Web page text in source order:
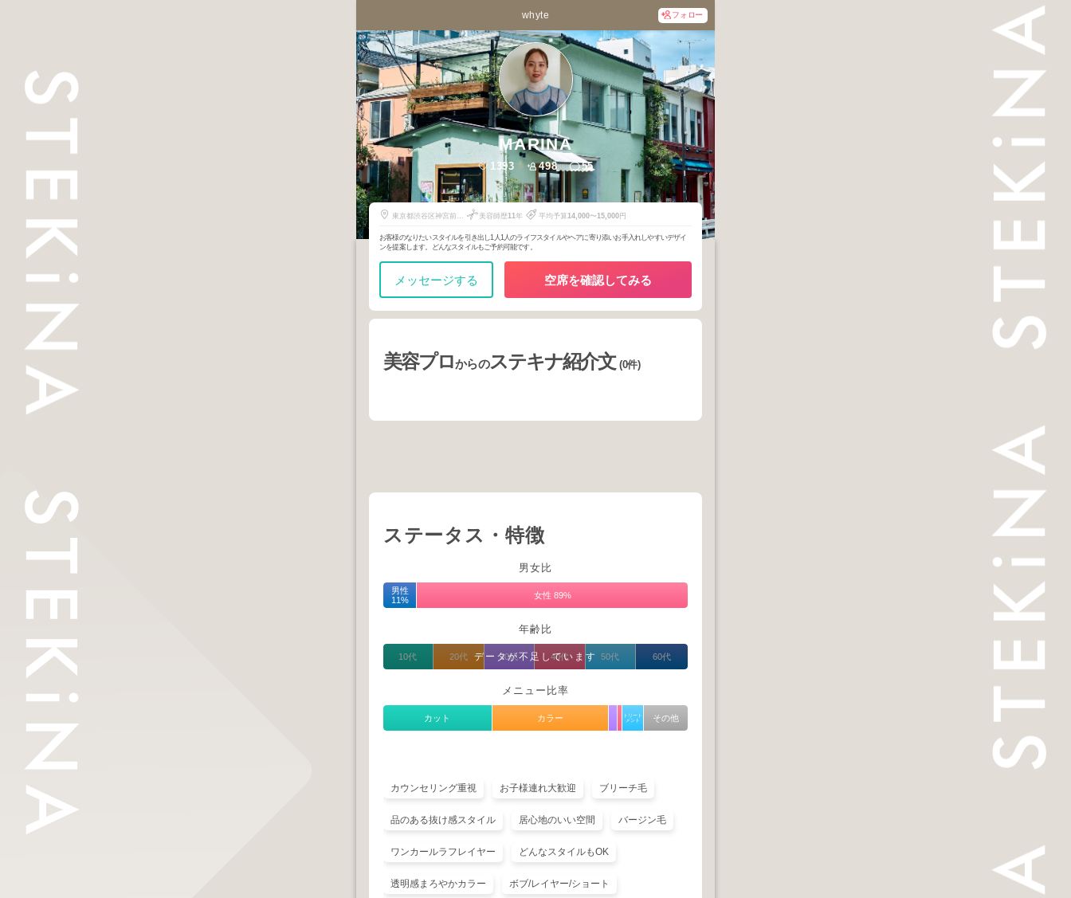
whyte フォロー
MARINA
1393 498 55
東京都渋谷区神宮前3-
美容師歴11年 平均予算14,000〜15,000円
お客様のなりたいスタイルを引き出し1人1人のライフスタイルやヘアに寄り添いお手入れしやすいデザイ
ンを提案します。どんなスタイルもご予約可能です。
メッセージする 空席を確認してみる
美容プロからのステキナ紹介文(0件)
ステータス・特徴
男女比
男性
11%
女性 89%
年齢比
データが不足しています
10代 20代 30代 40代 50代 60代
メニュー比率
カット カラー
トリート
メント
その他
カウンセリング重視 お子様連れ大歓迎 ブリーチ毛
品のある抜け感スタイル 居心地のいい空間 バージン毛
ワンカールラフレイヤー どんなスタイルもOK
透明感まろやかカラー ボブ/レイヤー/ショート